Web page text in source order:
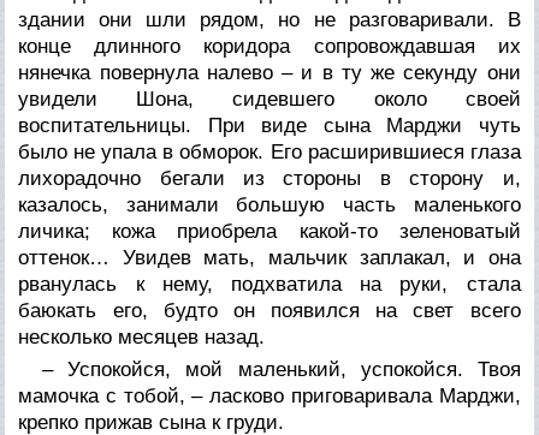
здании они шли рядом, но не разговаривали. В
конце длинного коридора сопровождавшая их
нянечка повернула налево – и в ту же секунду они
увидели Шона, сидевшего около своей
воспитательницы. При виде сына Марджи чуть
было не упала в обморок. Его расширившиеся глаза
лихорадочно бегали из стороны в сторону и,
казалось, занимали большую часть маленького
личика; кожа приобрела какой-то зеленоватый
оттенок… Увидев мать, мальчик заплакал, и она
рванулась к нему, подхватила на руки, стала
баюкать его, будто он появился на свет всего
несколько месяцев назад.
– Успокойся, мой маленький, успокойся. Твоя
мамочка с тобой, – ласково приговаривала Марджи,
крепко прижав сына к груди.